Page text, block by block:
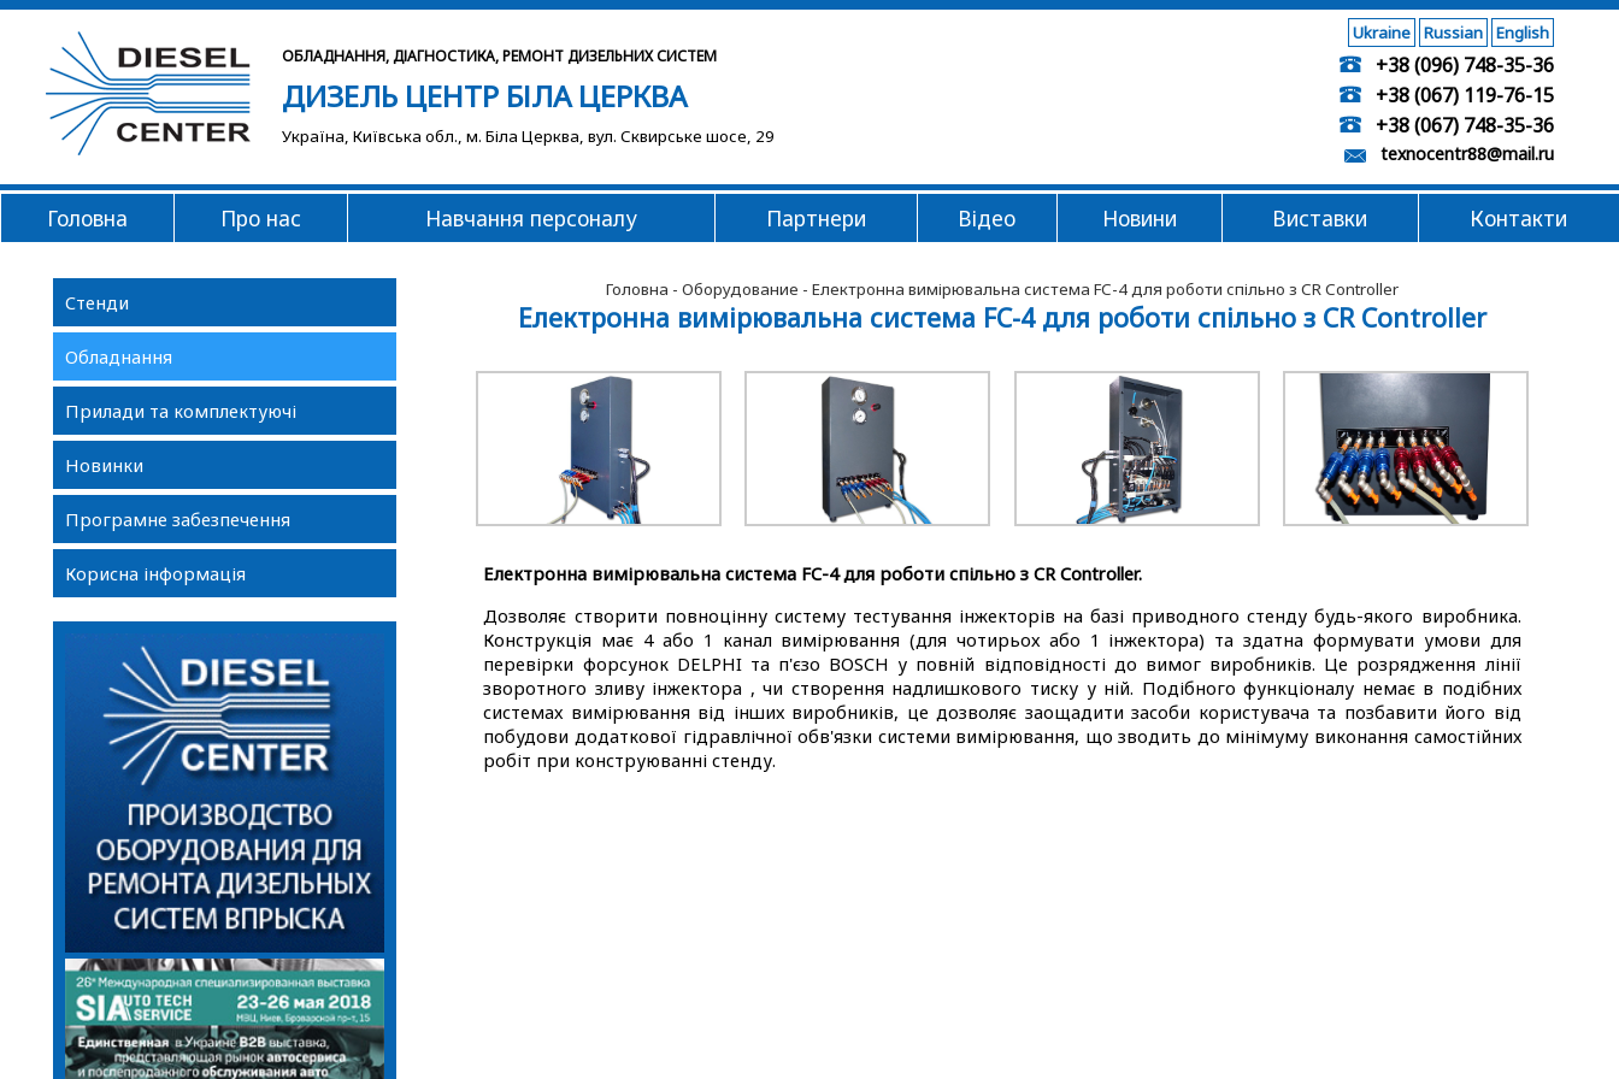
ОБЛАДНАННЯ, ДІАГНОСТИКА, РЕМОНТ ДИЗЕЛЬНИХ СИСТЕМ
ДИЗЕЛЬ ЦЕНТР БІЛА ЦЕРКВА
Українa, Київська обл., м. Біла Церква, вул. Сквирське шосе, 29
Ukraine Russian English
+38 (096) 748-35-36
+38 (067) 119-76-15
+38 (067) 748-35-36
texnocentr88@mail.ru
Головна Про нас Навчання персоналу Партнери Відео Новини Виставки Контакти
Стенди
Обладнання
Прилади та комплектуючі
Новинки
Програмне забезпечення
Корисна інформація
Головна - Оборудование - Електронна вимірювальна система FC-4 для роботи спільно з CR Controller
Електронна вимірювальна система FC-4 для роботи спільно з CR Controller
Електронна вимірювальна система FC-4 для роботи спільно зCR Controller.
Дозволяє створити повноцінну систему тестування інжекторів на базі приводного стенду будь-якого виробника.
Конструкція має 4 або 1 канал вимірювання (для чотирьох або 1 інжектора) та здатна формувати умови для
перевірки форсунок DELPHI та п'єзо BOSCH у повній відповідності до вимог виробників. Це розрядження лінії
зворотного зливу інжектора , чи створення надлишкового тиску у ній. Подібного функціоналу немає в подібних
системах вимірювання від інших виробників, це дозволяє заощадити засоби користувача та позбавити його від
побудови додаткової гідравлічної обв'язки системи вимірювання, що зводить до мінімуму виконання самостійних
робіт при конструюванні стенду.